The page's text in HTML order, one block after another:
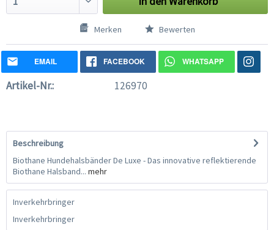
Merken Bewerten
EMAIL FACEBOOK WHATSAPP
Artikel-Nr.: 126970
Beschreibung
Biothane Hundehalsbänder De Luxe - Das innovative reflektierende
Biothane Halsband... mehr
Inverkehrbringer
Inverkehrbringer